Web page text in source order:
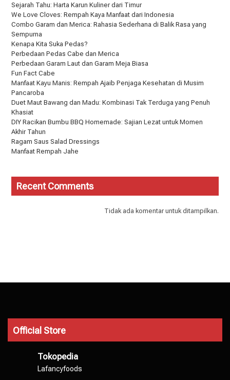
Sejarah Tahu: Harta Karun Kuliner dari Timur
We Love Cloves: Rempah Kaya Manfaat dari Indonesia
Combo Garam dan Merica: Rahasia Sederhana di Balik Rasa yang
Sempurna
Kenapa Kita Suka Pedas?
Perbedaan Pedas Cabe dan Merica
Perbedaan Garam Laut dan Garam Meja Biasa
Fun Fact Cabe
Manfaat Kayu Manis: Rempah Ajaib Penjaga Kesehatan di Musim
Pancaroba
Duet Maut Bawang dan Madu: Kombinasi Tak Terduga yang Penuh
Khasiat
DIY Racikan Bumbu BBQ Homemade: Sajian Lezat untuk Momen
Akhir Tahun
Ragam Saus Salad Dressings
Manfaat Rempah Jahe
Recent Comments
Tidak ada komentar untuk ditampilkan.
Official Store
Tokopedia
Lafancyfoods